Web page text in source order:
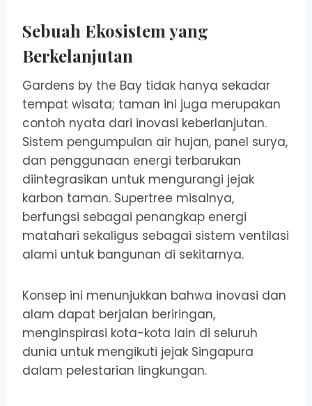
Sebuah Ekosistem yang
Berkelanjutan
Gardens by the Bay tidak hanya sekadar
tempat wisata; taman ini juga merupakan
contoh nyata dari inovasi keberlanjutan.
Sistem pengumpulan air hujan, panel surya,
dan penggunaan energi terbarukan
diintegrasikan untuk mengurangi jejak
karbon taman. Supertree misalnya,
berfungsi sebagai penangkap energi
matahari sekaligus sebagai sistem ventilasi
alami untuk bangunan di sekitarnya.
Konsep ini menunjukkan bahwa inovasi dan
alam dapat berjalan beriringan,
menginspirasi kota-kota lain di seluruh
dunia untuk mengikuti jejak Singapura
dalam pelestarian lingkungan.